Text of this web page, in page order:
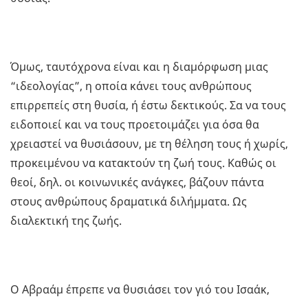
Όμως, ταυτόχρονα είναι και η διαμόρφωση μιας
“ιδεολογίας”, η οποία κάνει τους ανθρώπους
επιρρεπείς στη θυσία, ή έστω δεκτικούς. Σα να τους
ειδοποιεί και να τους προετοιμάζει για όσα θα
χρειαστεί να θυσιάσουν, με τη θέληση τους ή χωρίς,
προκειμένου να κατακτούν τη ζωή τους. Καθώς οι
θεοί, δηλ. οι κοινωνικές ανάγκες, βάζουν πάντα
στους ανθρώπους δραματικά διλήμματα. Ως
διαλεκτική της ζωής.
Ο Αβραάμ έπρεπε να θυσιάσει τον γιό του Ισαάκ,